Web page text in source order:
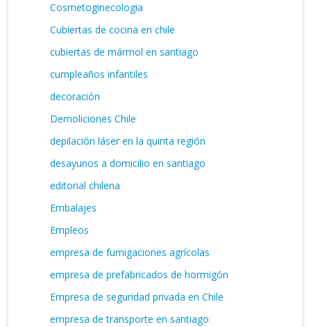
Cosmetoginecologia
Cubiertas de cocina en chile
cubiertas de mármol en santiago
cumpleaños infantiles
decoración
Demoliciones Chile
depilación láser en la quinta región
desayunos a domicilio en santiago
editorial chilena
Embalajes
Empleos
empresa de fumigaciones agrícolas
empresa de prefabricados de hormigón
Empresa de seguridad privada en Chile
empresa de transporte en santiago